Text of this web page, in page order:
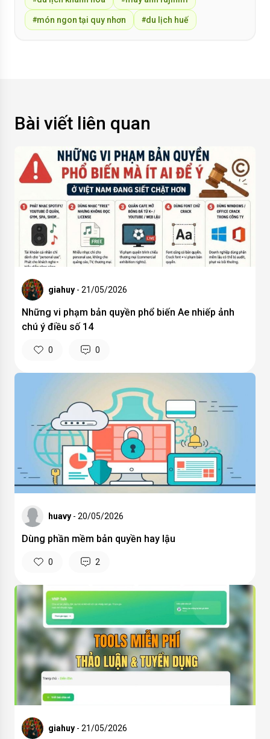
#món ngon tại quy nhơn #du lịch huế
Bài viết liên quan
giahuy - 21/05/2026
Những vi phạm bản quyền phổ biến Ae nhiếp ảnh
chú ý điều số 14
0 0
huavy - 20/05/2026
Dùng phần mềm bản quyền hay lậu
0 2
giahuy - 21/05/2026